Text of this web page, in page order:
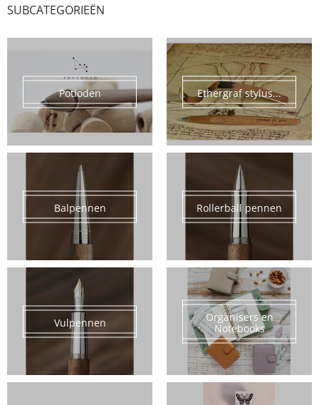
SUBCATEGORIEËN
Potloden Ethergraf stylus...
Balpennen Rollerball pennen
Vulpennen
Organisers en
Notebooks